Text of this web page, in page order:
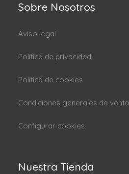
Sobre Nosotros
Aviso legal
Política de privacidad
Politica de cookies
Condiciones generales de venta
Configurar cookies
Nuestra Tienda